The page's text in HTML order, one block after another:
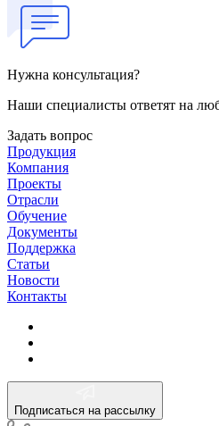
Нужна консультация?
Наши специалисты ответят на
Задать вопрос
Продукция
Компания
Проекты
Отрасли
Обучение
Документы
Поддержка
Статьи
Новости
Контакты
Подписаться на рассылку